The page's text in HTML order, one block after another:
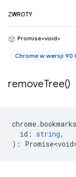
ZWROTY
Promise<void>
Chrome w wersji 90
removeTree()
chrome.bookmarks
id : string,
) :